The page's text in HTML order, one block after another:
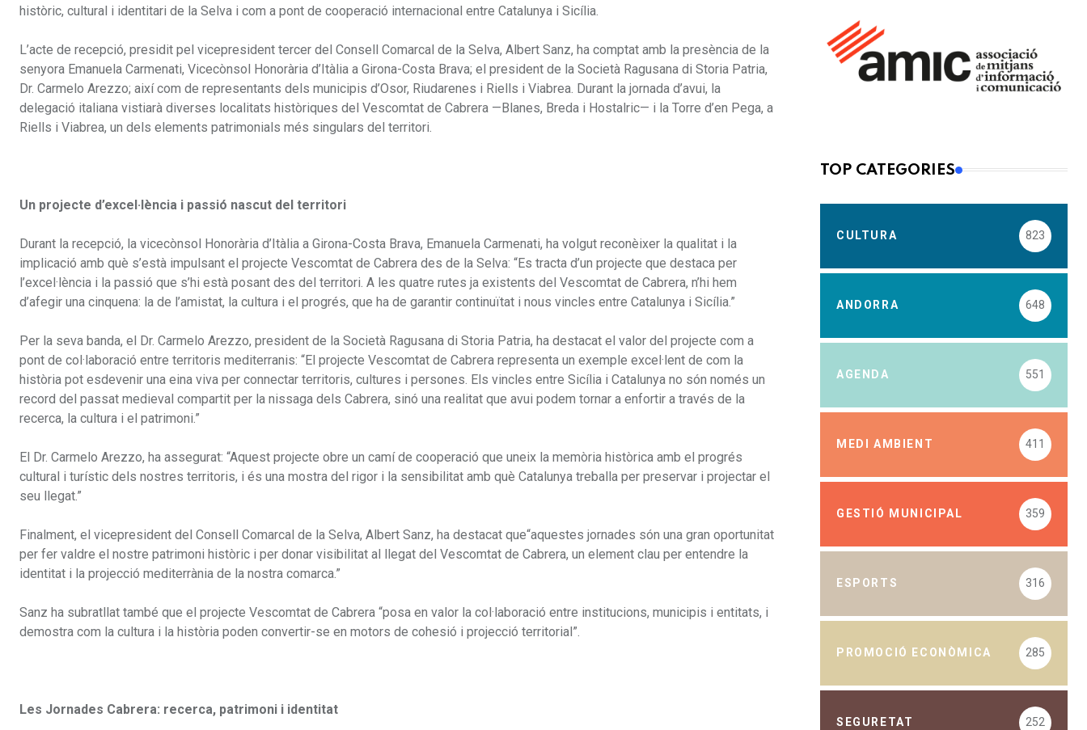
històric, cultural i identitari de la Selva i com a pont de cooperació internacional entre Catalunya i Sicília.
L’acte de recepció, presidit pel vicepresident tercer del Consell Comarcal de la Selva, Albert Sanz, ha comptat amb la presència de la
senyora Emanuela Carmenati, Vicecònsol Honorària d’Itàlia a Girona-Costa Brava; el president de la Società Ragusana di Storia Patria,
Dr. Carmelo Arezzo; així com de representants dels municipis d’Osor, Riudarenes i Riells i Viabrea. Durant la jornada d’avui, la
delegació italiana vistiarà diverses localitats històriques del Vescomtat de Cabrera —Blanes, Breda i Hostalric— i la Torre d’en Pega, a
Riells i Viabrea, un dels elements patrimonials més singulars del territori.
Un projecte d’excel·lència i passió nascut del territori
Durant la recepció, la vicecònsol Honorària d’Itàlia a Girona-Costa Brava, Emanuela Carmenati, ha volgut reconèixer la qualitat i la
implicació amb què s’està impulsant el projecte Vescomtat de Cabrera des de la Selva: “Es tracta d’un projecte que destaca per
l’excel·lència i la passió que s’hi està posant des del territori. A les quatre rutes ja existents del Vescomtat de Cabrera, n’hi hem
d’afegir una cinquena: la de l’amistat, la cultura i el progrés, que ha de garantir continuïtat i nous vincles entre Catalunya i Sicília.”
Per la seva banda, el Dr. Carmelo Arezzo, president de la Società Ragusana di Storia Patria, ha destacat el valor del projecte com a
pont de col·laboració entre territoris mediterranis: “El projecte Vescomtat de Cabrera representa un exemple excel·lent de com la
història pot esdevenir una eina viva per connectar territoris, cultures i persones. Els vincles entre Sicília i Catalunya no són només un
record del passat medieval compartit per la nissaga dels Cabrera, sinó una realitat que avui podem tornar a enfortir a través de la
recerca, la cultura i el patrimoni.”
El Dr. Carmelo Arezzo, ha assegurat: “Aquest projecte obre un camí de cooperació que uneix la memòria històrica amb el progrés
cultural i turístic dels nostres territoris, i és una mostra del rigor i la sensibilitat amb què Catalunya treballa per preservar i projectar el
seu llegat.”
Finalment, el vicepresident del Consell Comarcal de la Selva, Albert Sanz, ha destacat que“aquestes jornades són una gran oportunitat
per fer valdre el nostre patrimoni històric i per donar visibilitat al llegat del Vescomtat de Cabrera, un element clau per entendre la
identitat i la projecció mediterrània de la nostra comarca.”
Sanz ha subratllat també que el projecte Vescomtat de Cabrera “posa en valor la col·laboració entre institucions, municipis i entitats, i
demostra com la cultura i la història poden convertir-se en motors de cohesió i projecció territorial”.
Les Jornades Cabrera: recerca, patrimoni i identitat
TOP CATEGORIES
CULTURA 823
ANDORRA 648
AGENDA 551
MEDI AMBIENT 411
GESTIÓ MUNICIPAL 359
ESPORTS 316
PROMOCIÓ ECONÒMICA 285
SEGURETAT 252